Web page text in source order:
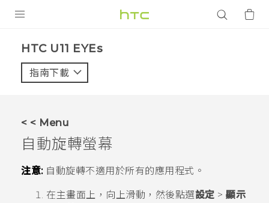
VIVE
HTC U11 EYEs‎
指南下載
< < Menu
自動旋轉螢幕
注意:自動旋轉不適用於所有的應用程式。
在主畫面上，向上滑動，然後點選設定 > 顯示